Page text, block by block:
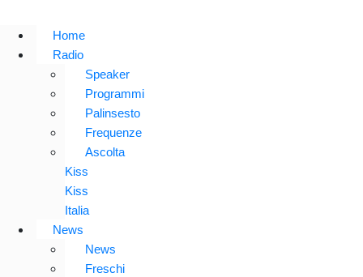
Home
Radio
Speaker
Programmi
Palinsesto
Frequenze
Ascolta
Kiss
Kiss
Italia
News
News
Freschi